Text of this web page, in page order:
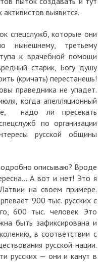
активистов выявится.
спецслужб, которые они
нынешнему, третьему
к врачебной помощи
старик, Богу душу
(кричать) перестанешь!
праведника не упадет.
когда апелляционный
надо ли пресекать
по организации
русской общины
описываю? Вроде
А вот и нет! Это я
на своем примере.
900 тыс. русских с
600 тыс. человек. Это
быть зафиксирована и
в соответствии с
русской нации.
русских — они и канут в